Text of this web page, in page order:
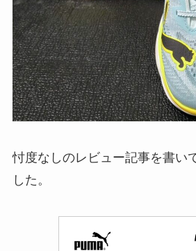
忖度なしのレビュー記事を書い
した。